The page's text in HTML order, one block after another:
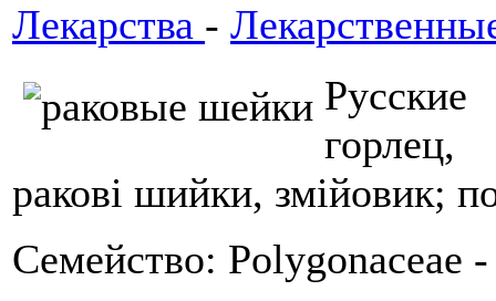
Лекарства -
горлец,
ракові шийки, змійовик;
Семейство: Polygonaceae